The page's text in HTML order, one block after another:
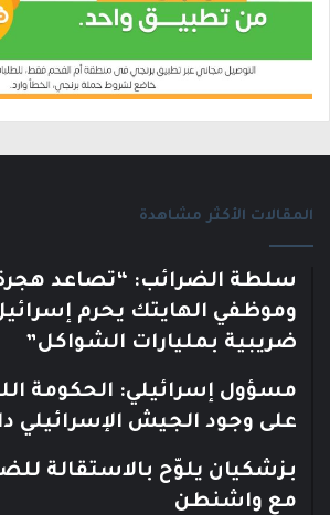
المقالات الأكثر مشاهدة
سلطة الضرائب: “تصاعد هجرة
وموظفي الهايتك يحرم
ضريبية بمليارات الشواكل”
مسؤول إسرائيلي: الحكومة
على وجود الجيش الإسرائيلي
بزشكيان يلوّح بالاستقالة
مع واشنطن